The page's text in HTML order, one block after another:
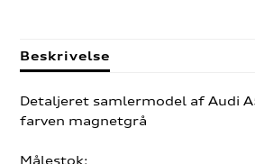
Beskrivelse
Detaljeret samlermodel af Audi
farven magnetgrå
Målestok: